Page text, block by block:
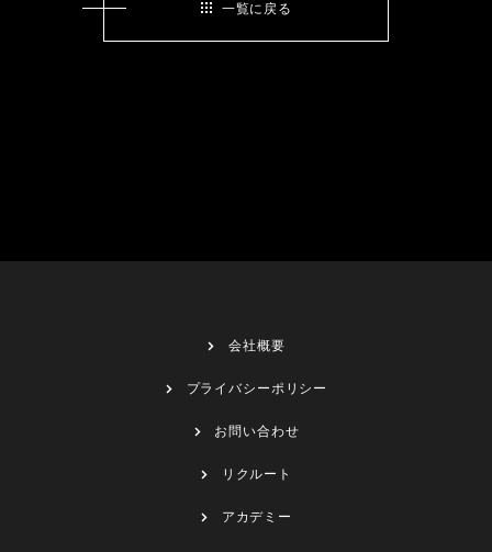
一覧に戻る
会社概要
プライバシーポリシー
お問い合わせ
リクルート
アカデミー